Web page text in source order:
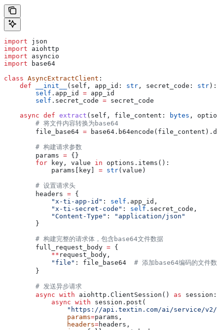
import json
import aiohttp
import asyncio
import base64
class AsyncExtractClient :
    def
__init__ ( self , app_id : str , secret_code : str ):
        self
.app_id = app_id
        self
.secret_code = secret_code
    async
def extract ( self , file_content : bytes ,
        # 将文件内容转换为base64
        file_base64
=
        # 构建请求参数
        params
= {}
        for
key, value in options.items():
            params[key]
= str(value)
        # 设置请求头
        headers
= {
            "x-ti-app-id"
: self .app_id,
            "x-ti-secret-code"
: self .secret_code,
            "Content-Type"
:
"application/json"
        }
        # 构建完整的请求体，包含base64文件数据
        full_request_body
= {
            **
request_body,
            "file"
: file_base64 # 添加base64编码的文件数
        }
        # 发送异步请求
        async
with aiohttp.ClientSession() as session:
            async
with session.post(
"https://api.textin.com/ai/service/v2/
                params
=params,
                headers
=headers,